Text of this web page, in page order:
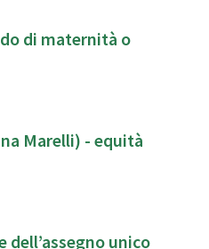
di maternità o
Marelli) - equità
unico